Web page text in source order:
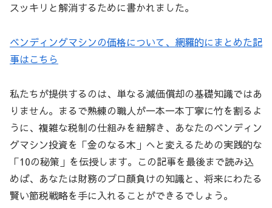
スッキリと解消するために書かれました。
ベンディングマシンの価格について、網羅的にまとめた記
事はこちら
私たちが提供するのは、単なる減価償却の基礎知識ではあ
りません。まるで熟練の職人が一本一本丁寧に竹を割るよ
うに、複雑な税制の仕組みを紐解き、あなたのベンディン
グマシン投資を「金のなる木」へと変えるための実践的な
「10の秘策」を伝授します。この記事を最後まで読み込
めば、あなたは財務のプロ顔負けの知識と、将来にわたる
賢い節税戦略を手に入れることができるでしょう。